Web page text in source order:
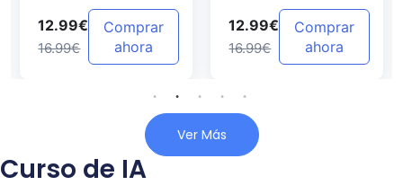
12.99€
16.99€
Comprar
ahora
12.99€
16.99€
Comprar
ahora
Ver Más
Curso de IA